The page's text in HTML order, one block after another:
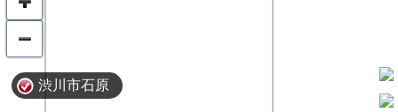
渋川市石原